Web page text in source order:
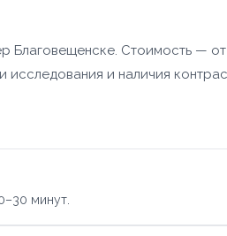
Благовещенске. Стоимость —
и наличия
минут.